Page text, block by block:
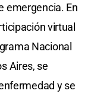
emergencia. En
virtual
Nacional
Aires, se
y se